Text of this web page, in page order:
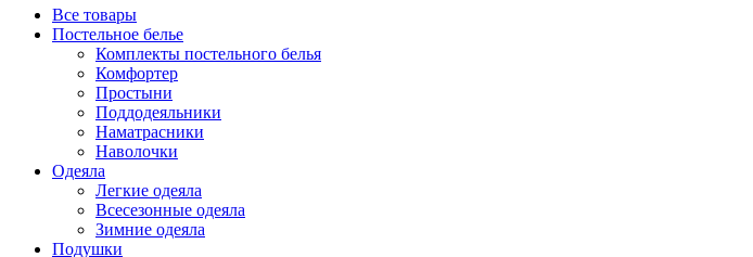
Все товары
Постельное белье
Комплекты постельного белья
Комфортер
Простыни
Поддодеяльники
Наматрасники
Наволочки
Одеяла
Легкие одеяла
Всесезонные одеяла
Зимние одеяла
Подушки